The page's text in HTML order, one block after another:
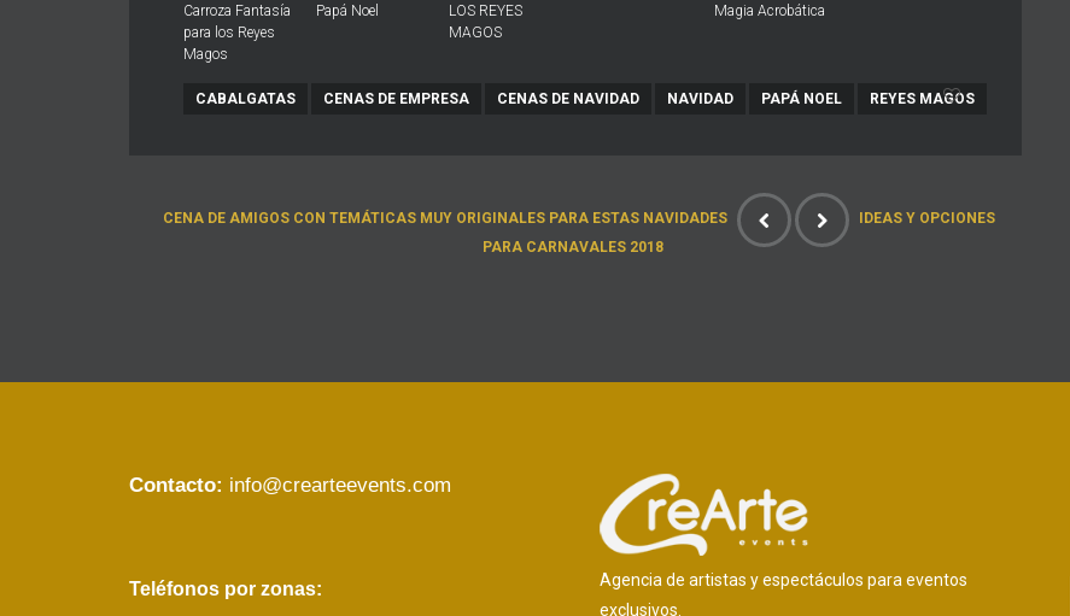
Carroza Fantasía
para los Reyes
Magos
Papá Noel
LOS REYES
MAGOS
Magia Acrobática
CABALGATAS CENAS DE EMPRESA CENAS DE NAVIDAD NAVIDAD PAPÁ NOEL REYES MAGOS
CENA DE AMIGOS CON TEMÁTICAS MUY ORIGINALES PARA ESTAS NAVIDADES
IDEAS Y OPCIONES
PARA CARNAVALES 2018
Contacto: info@crearteevents.com
Teléfonos por zonas:
Agencia de artistas y espectáculos para eventos
exclusivos.